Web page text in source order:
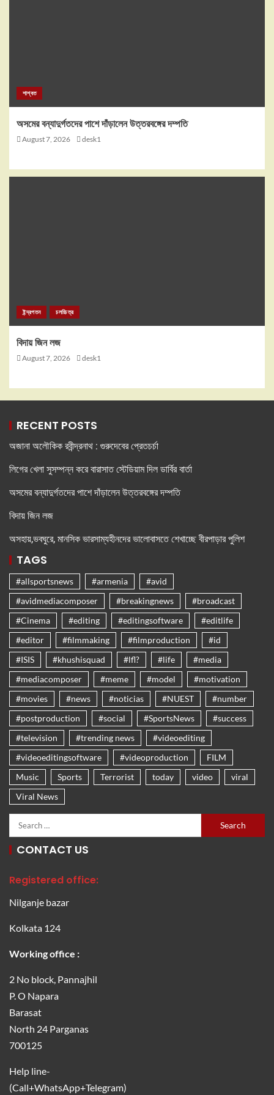
শাশ্বত
অসমের বন্যাদুর্গতদের পাশে দাঁড়ালেন উত্তরবঙ্গের দম্পতি
August 7, 2026 desk1
ইন্দ্রপতন চলচ্চিত্র
বিদায় জিন লজ
August 7, 2026 desk1
RECENT POSTS
অজানা অলৌকিক রবীন্দ্রনাথ : গুরুদেবের প্রেতচর্চা
লিগের খেলা সুসম্পন্ন করে বারাসাত স্টেডিয়াম দিল ডার্বির বার্তা
অসমের বন্যাদুর্গতদের পাশে দাঁড়ালেন উত্তরবঙ্গের দম্পতি
বিদায় জিন লজ
অসহায়,ভবঘুরে, মানসিক ভারসাম্যহীনদের ভালোবাসতে শেখাচ্ছে বীরপাড়ার পুলিশ
TAGS
#allsportsnews #armenia
#avid
#avidmediacomposer
#breakingnews
#broadcast
#Cinema
#editing #editingsoftware
#editlife
#editor
#filmmaking #filmproduction
#id
#ISIS
#khushisquad #lfl? #life
#media
#mediacomposer
#meme #model
#motivation
#movies
#news #noticias #NUEST
#number
#postproduction
#social #SportsNews
#success
#television
#trending news
#videoediting
#videoeditingsoftware
#videoproduction
FILM
Music
Sports Terrorist today video
viral
Viral News
CONTACT US
Registered office:
Nilganje bazar
Kolkata 124
Working office :
2 No block, Pannajhil
P. O Napara
Barasat
North 24 Parganas
700125
Help line-
(Call+WhatsApp+Telegram)